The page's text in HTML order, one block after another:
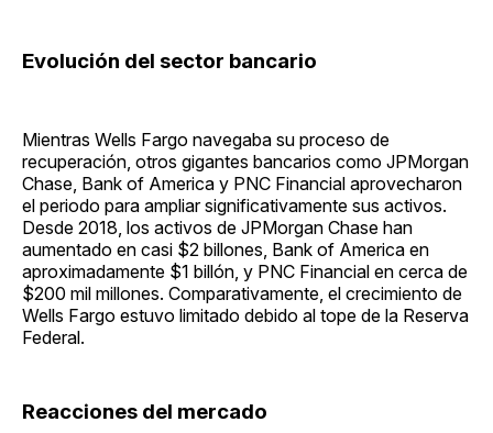
Evolución del sector bancario
Mientras Wells Fargo navegaba su proceso de
recuperación, otros gigantes bancarios como JPMorgan
Chase, Bank of America y PNC Financial aprovecharon
el periodo para ampliar significativamente sus activos.
Desde 2018, los activos de JPMorgan Chase han
aumentado en casi $2 billones, Bank of America en
aproximadamente $1 billón, y PNC Financial en cerca de
$200 mil millones. Comparativamente, el crecimiento de
Wells Fargo estuvo limitado debido al tope de la Reserva
Federal.
Reacciones del mercado